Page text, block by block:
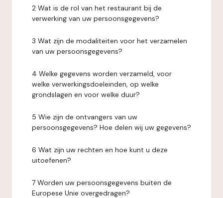
2 Wat is de rol van het restaurant bij de
verwerking van uw persoonsgegevens?
3 Wat zijn de modaliteiten voor het verzamelen
van uw persoonsgegevens?
4 Welke gegevens worden verzameld, voor
welke verwerkingsdoeleinden, op welke
grondslagen en voor welke duur?
5 Wie zijn de ontvangers van uw
persoonsgegevens? Hoe delen wij uw gegevens?
6 Wat zijn uw rechten en hoe kunt u deze
uitoefenen?
7 Worden uw persoonsgegevens buiten de
Europese Unie overgedragen?